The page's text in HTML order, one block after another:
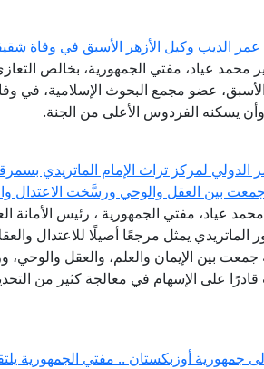
الديب وكيل الأزهر الأسبق في وفاة
محمد عياد، مفتي الجمهورية، بخالص
عضو مجمع البحوث الإسلامية، في
يسكنه الفردوس الأعلى من الجنة.
لمركز تراث الإمام الماتريدي
بين العقل والوحي ورسَّخت الاعتدال
عياد، مفتي الجمهورية ، رئيس الأمانة
الماتريدي يمثل مرجعًا أصيلًا للاعتدال
بين الإيمان والعلم، والعقل والوحي،
على الإسهام في معالجة كثير من
جمهورية أوزبكستان .. مفتي الجمهورية